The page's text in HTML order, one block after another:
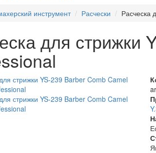
инструмент
Расчески Расческа
для стрижки